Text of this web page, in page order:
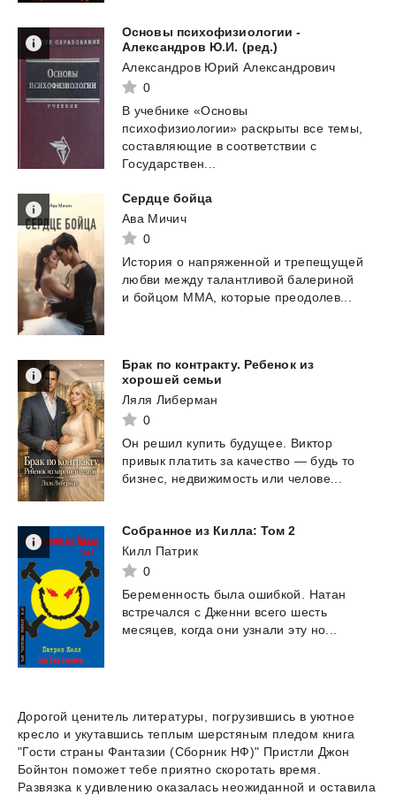
Основы психофизиологии -
Александров Ю.И. (ред.)
Александров Юрий Александрович
0
В учебнике «Основы
психофизиологии» раскрыты все темы,
составляющие в соответствии с
Государствен...
Сердце бойца
Ава Мичич
0
История о напряженной и трепещущей
любви между талантливой балериной
и бойцом ММА, которые преодолев...
Брак по контракту. Ребенок из
хорошей семьи
Ляля Либерман
0
Он решил купить будущее.
Виктор
привык платить за качество — будь то
бизнес,
недвижимость или челове...
Собранное из Килла: Том 2
Килл Патрик
0
Беременность была ошибкой.
Натан
встречался с Дженни всего шесть
месяцев,
когда они узнали эту но...
Дорогой ценитель литературы, погрузившись в уютное
кресло и укутавшись теплым шерстяным пледом книга
"Гости страны Фантазии (Сборник НФ)" Пристли Джон
Бойнтон поможет тебе приятно скоротать время.
Развязка к удивлению оказалась неожиданной и оставила